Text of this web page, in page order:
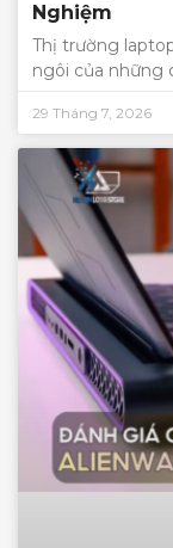
Nghiệm
Thị trường
ngôi của những
29 Tháng 7, 2026